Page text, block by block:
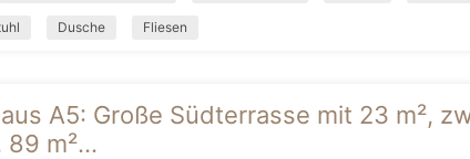
Dusche Fliesen
A5: Große Südterrasse mit 23 m²,
m²...